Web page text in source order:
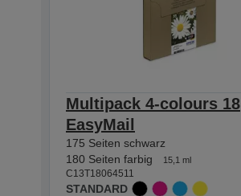
Multipack 4-colours 18
EasyMail
175 Seiten schwarz
180 Seiten farbig
15,1 ml
C13T18064511
STANDARD